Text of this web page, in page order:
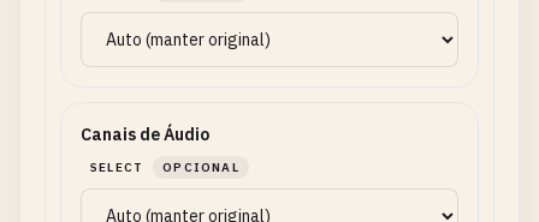
Canais de Áudio
SELECT OPCIONAL